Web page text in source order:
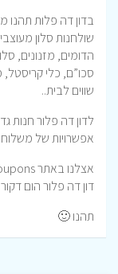
בדון דה פלות תהנו
שולחנות סלון
הדומים, מזנונים,
סכו”ם, כלי קריסטל,
שווים לבית..
לדון דה פלור חנות
אפשרויות של
דון דה פלור הום
תהנו 🙂